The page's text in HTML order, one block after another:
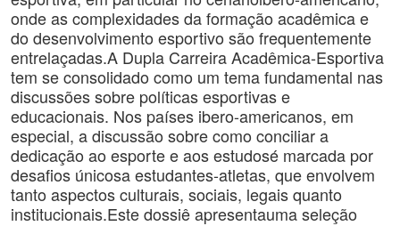
onde as complexidades da formação acadêmica e
do desenvolvimento esportivo são frequentemente
entrelaçadas.A Dupla Carreira Acadêmica-Esportiva
tem se consolidado como um tema fundamental nas
discussões sobre políticas esportivas e
educacionais. Nos países ibero-americanos, em
especial, a discussão sobre como conciliar a
dedicação ao esporte e aos estudosé marcada por
desafios únicosa estudantes-atletas, que envolvem
tanto aspectos culturais, sociais, legais quanto
institucionais.Este dossiê apresentauma seleção